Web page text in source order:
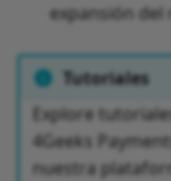
expansión del
Tutoriales
Explore
4Geeks
nuestra